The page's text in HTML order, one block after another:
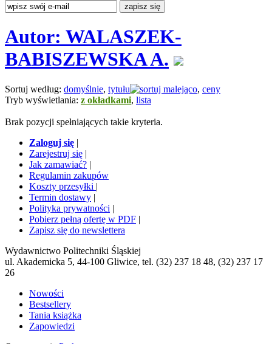
Autor: WALASZEK-
BABISZEWSKA A.
Sortuj według: domyślnie, tytułu , ceny
Tryb wyświetlania: z okładkami, lista
Brak pozycji spełniających takie kryteria.
Zaloguj się |
Zarejestruj się |
Jak zamawiać? |
Regulamin zakupów
Koszty przesyłki |
Termin dostawy |
Polityka prywatności |
Pobierz pełną ofertę w PDF |
Zapisz się do newslettera
Wydawnictwo Politechniki Śląskiej
ul. Akademicka 5, 44-100 Gliwice, tel. (32) 237 18 48, (32) 237 17
26
Nowości
Bestsellery
Tania książka
Zapowiedzi